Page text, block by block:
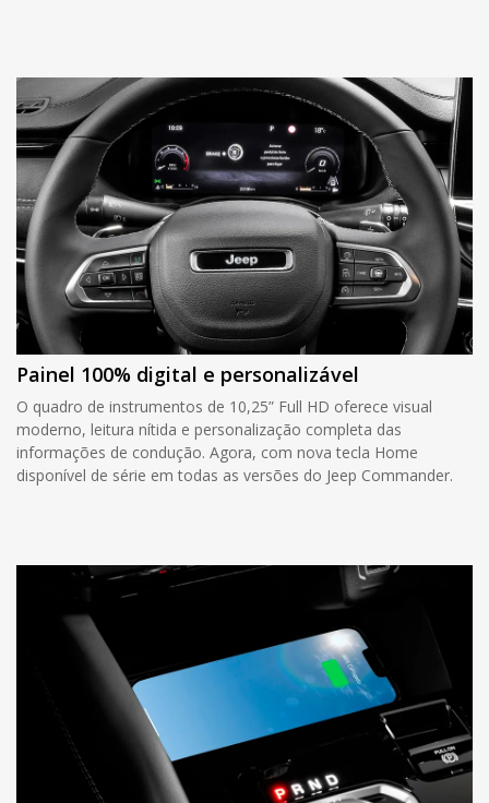
Painel 100% digital e personalizável
O quadro de instrumentos de 10,25” Full HD oferece visual
moderno, leitura nítida e personalização completa das
informações de condução. Agora, com nova tecla Home
disponível de série em todas as versões do Jeep Commander.